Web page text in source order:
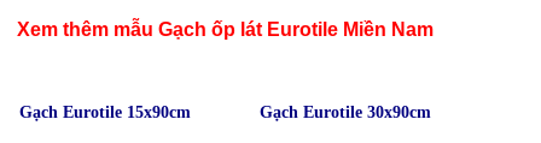
Xem thêm mẫu Gạch ốp lát Eurotile Miền Nam
Gạch Eurotile 15x90cm Gạch Eurotile 30x90cm